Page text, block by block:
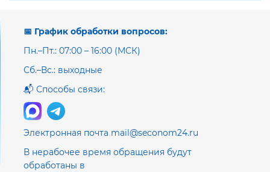
📅 График обработки вопросов:
Пн.–Пт.: 07:00 – 16:00 (МСК)
Сб.–Вс.: выходные
📬 Способы связи:
Электронная почта mail@seconom24.ru
В нерабочее время обращения будут
обработаны в